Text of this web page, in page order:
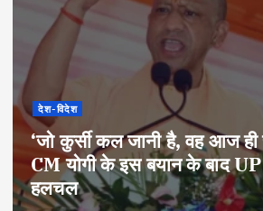
देश-विदेश
‘जो कुर्सी कल जानी है, वह आज
CM योगी के इस बयान के बाद UP
हलचल